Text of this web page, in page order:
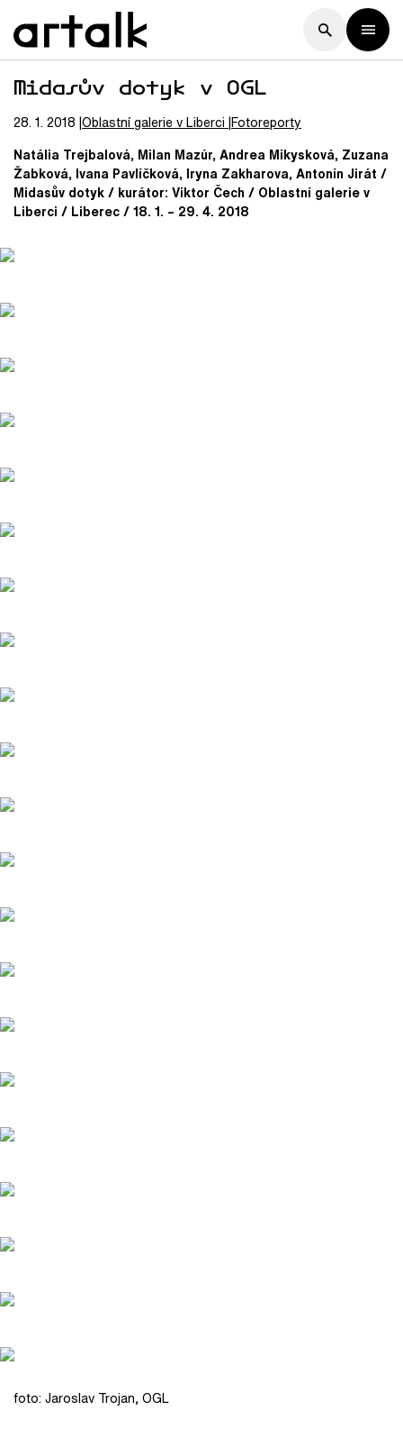
Midasův dotyk v OGL
28. 1. 2018 Oblastní galerie v Liberci Fotoreporty
Natália Trejbalová, Milan Mazúr, Andrea Mikysková, Zuzana
Žabková, Ivana Pavlíčková, Iryna Zakharova, Antonín Jirát /
Midasův dotyk / kurátor: Viktor Čech / Oblastní galerie v
Liberci / Liberec / 18. 1. – 29. 4. 2018
foto: Jaroslav Trojan, OGL